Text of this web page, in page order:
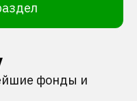
фонды и